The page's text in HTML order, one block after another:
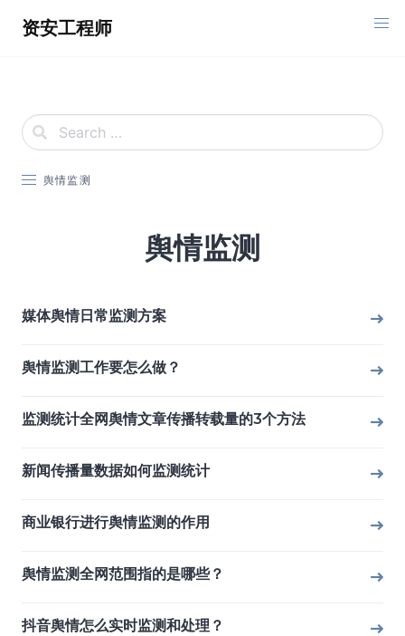
资安工程师
舆情监测
舆情监测
媒体舆情日常监测方案
舆情监测工作要怎么做？
监测统计全网舆情文章传播转载量的3个方法
新闻传播量数据如何监测统计
商业银行进行舆情监测的作用
舆情监测全网范围指的是哪些？
抖音舆情怎么实时监测和处理？